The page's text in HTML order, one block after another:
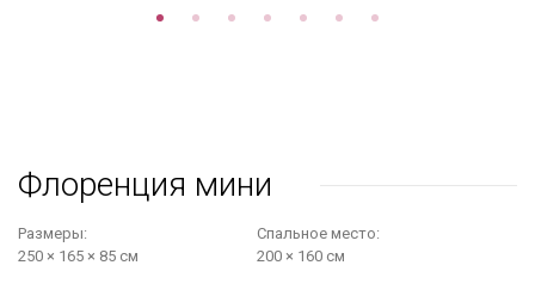
Флоренция мини
Размеры:
250 × 165 × 85 см
Cпальное место:
200 × 160 см